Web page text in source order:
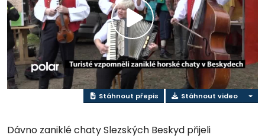
Přehrát
video
Stáhnout přepis Stáhnout video
Dávno zaniklé chaty Slezských Beskyd přijeli